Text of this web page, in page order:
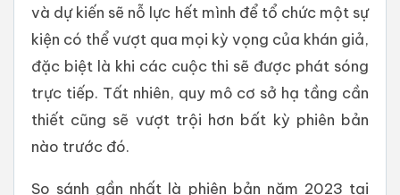
và dự kiến ​​sẽ nỗ lực hết mình để tổ chức một sự
kiện có thể vượt qua mọi kỳ vọng của khán giả,
đặc biệt là khi các cuộc thi sẽ được phát sóng
trực tiếp. Tất nhiên, quy mô cơ sở hạ tầng cần
thiết cũng sẽ vượt trội hơn bất kỳ phiên bản
nào trước đó.
So sánh gần nhất là phiên bản năm 2023 tại